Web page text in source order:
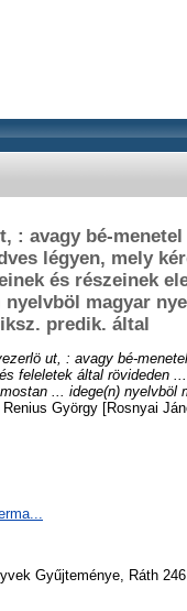
: avagy bé-
légyen, mely
és részeinek
magyar
predik. által
ut, : avagy bé-
feleletek által rövideden
... idege(n) nyelvböl
György [Rosnyai
Gyűjteménye, Ráth 246